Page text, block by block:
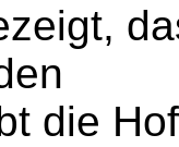
die